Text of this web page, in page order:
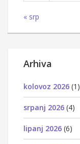
« srp
Arhiva
kolovoz 2026 (1)
srpanj 2026 (4)
lipanj 2026 (6)